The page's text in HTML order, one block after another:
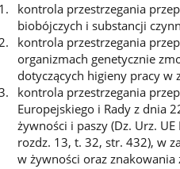
kontrola przestrzegania
biobójczych i substancji
kontrola przestrzegania
organizmach genetycznie
dotyczących higieny pracy w
kontrola przestrzegania
Europejskiego i Rady z dnia
żywności i paszy (Dz. Urz.
rozdz. 13, t. 32, str. 432), w
w żywności oraz